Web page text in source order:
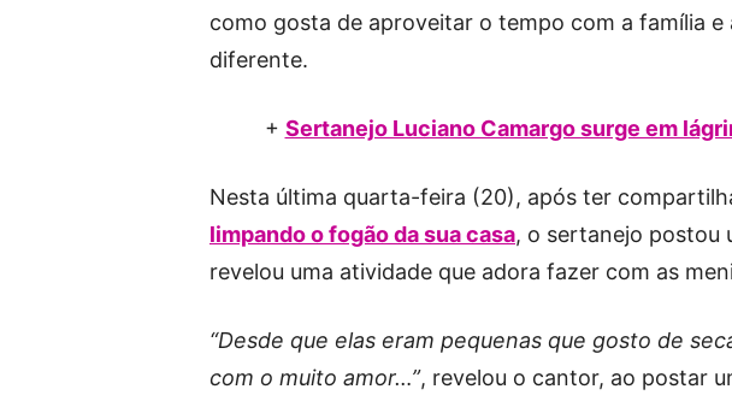
como gosta de aproveitar o tempo com a família
diferente.
+ Sertanejo Luciano Camargo surge em
Nesta última quarta-feira (20), após ter
limpando o fogão da sua casa, o sertanejo postou
revelou uma atividade que adora fazer com as
“Desde que elas eram pequenas que gosto de
com o muito amor…”, revelou o cantor, ao postar